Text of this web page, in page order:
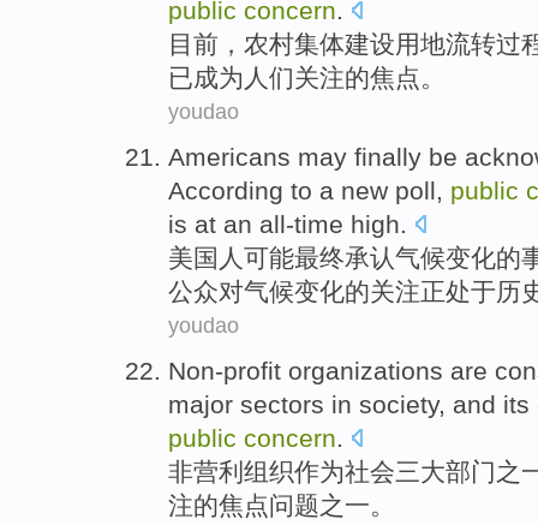
public concern.
目前， 农村集体建设用地流转过
已成为人们关注的焦点。
youdao
Americans may finally be
According to a new poll, public
is at an all-time high.
美国人 可能最终承认气候变化的
公众对气候变化的关注正处于历
youdao
Non-profit organizations are
major sectors in society, and its
public concern.
非营利 组织作为社会三大部门之
注的焦点问题之一。